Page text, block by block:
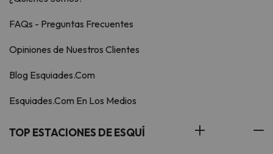
FAQs - Preguntas Frecuentes
Opiniones de Nuestros Clientes
Blog Esquiades.Com
Esquiades.Com En Los Medios
TOP ESTACIONES DE ESQUÍ